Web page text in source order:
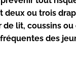
deux ou trois
de lit, coussins
des